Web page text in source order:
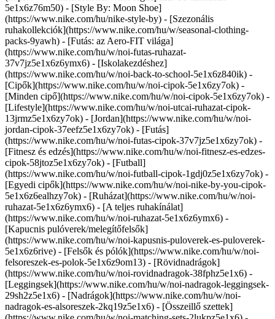
5e1x6z76m50) - [Style By: Moon Shoe]
(https://www.nike.com/hu/nike-style-by) - [Szezonális
ruhakollekciók](https://www.nike.com/hu/w/seasonal-clothing-
packs-9yawh) - [Futás: az Aero-FIT világa]
(https://www.nike.com/hu/w/noi-futas-ruhazat-
37v7jz5e1x6z6ymx6) - [Iskolakezdéshez]
(https://www.nike.com/hu/w/noi-back-to-school-5e1x6z840ik) -
[Cipők](https://www.nike.com/hu/w/noi-cipok-5e1x6zy7ok) -
[Minden cipő](https://www.nike.com/hu/w/noi-cipok-5e1x6zy7ok) -
[Lifestyle](https://www.nike.com/hu/w/noi-utcai-ruhazat-cipok-
13jrmz5e1x6zy7ok) - [Jordan](https://www.nike.com/hu/w/noi-
jordan-cipok-37eefz5e1x6zy7ok) - [Futás]
(https://www.nike.com/hu/w/noi-futas-cipok-37v7jz5e1x6zy7ok) -
[Fitnesz és edzés](https://www.nike.com/hu/w/noi-fitnesz-es-edzes-
cipok-58jtoz5e1x6zy7ok) - [Futball]
(https://www.nike.com/hu/w/noi-futball-cipok-1gdj0z5e1x6zy7ok) -
[Egyedi cipők](https://www.nike.com/hu/w/noi-nike-by-you-cipok-
5e1x6z6ealhzy7ok) - [Ruházat](https://www.nike.com/hu/w/noi-
ruhazat-5e1x6z6ymx6) - [A teljes ruhakínálat]
(https://www.nike.com/hu/w/noi-ruhazat-5e1x6z6ymx6) -
[Kapucnis pulóverek/melegítőfelsők]
(https://www.nike.com/hu/w/noi-kapusnis-puloverek-es-puloverek-
5e1x6z6rive) - [Felsők és pólók](https://www.nike.com/hu/w/noi-
felsoreszek-es-polok-5e1x6z9om13) - [Rövidnadrágok]
(https://www.nike.com/hu/w/noi-rovidnadragok-38fphz5e1x6) -
[Leggingsek](https://www.nike.com/hu/w/noi-nadragok-leggingsek-
29sh2z5e1x6) - [Nadrágok](https://www.nike.com/hu/w/noi-
nadragok-es-alsoreszek-2kq19z5e1x6) - [Összeillő szettek]